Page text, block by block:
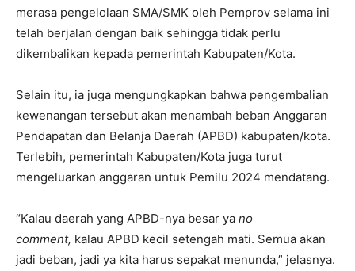
merasa pengelolaan SMA/SMK oleh Pemprov selama ini
telah berjalan dengan baik sehingga tidak perlu
dikembalikan kepada pemerintah Kabupaten/Kota.
Selain itu, ia juga mengungkapkan bahwa pengembalian
kewenangan tersebut akan menambah beban Anggaran
Pendapatan dan Belanja Daerah (APBD) kabupaten/kota.
Terlebih, pemerintah Kabupaten/Kota juga turut
mengeluarkan anggaran untuk Pemilu 2024 mendatang.
“Kalau daerah yang APBD-nya besar ya no
comment, kalau APBD kecil setengah mati. Semua akan
jadi beban, jadi ya kita harus sepakat menunda,” jelasnya.